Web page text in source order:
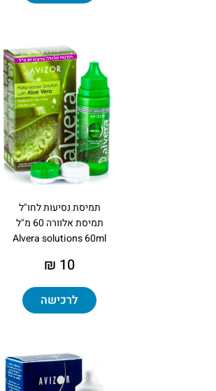
תמיסת נסיעות לחו"ל
תמיסת אלוורה 60 מ"ל
Alvera solutions 60ml
10 ₪
לרכישה